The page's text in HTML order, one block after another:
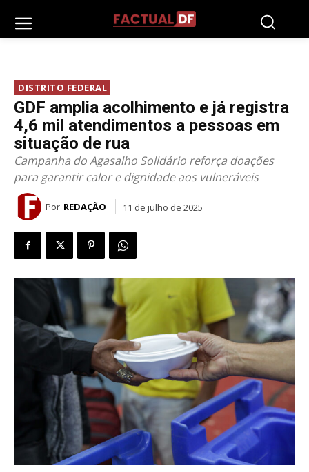
DISTRITO FEDERAL
GDF amplia acolhimento e já registra
4,6 mil atendimentos a pessoas em
situação de rua
Campanha do Agasalho Solidário reforça doações
para garantir calor e dignidade aos vulneráveis
Por REDAÇÃO 11 de julho de 2025